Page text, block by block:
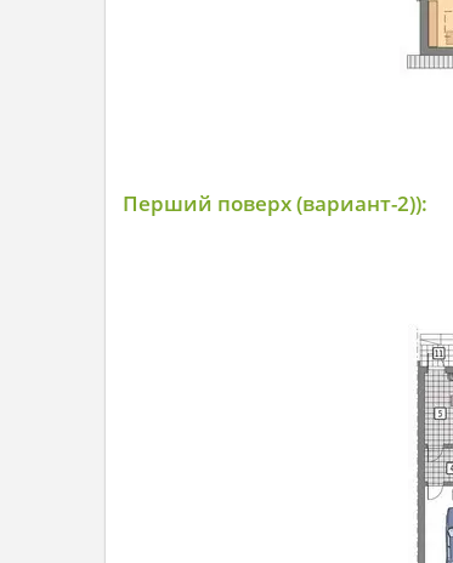
Перший поверх (вариант-2)):